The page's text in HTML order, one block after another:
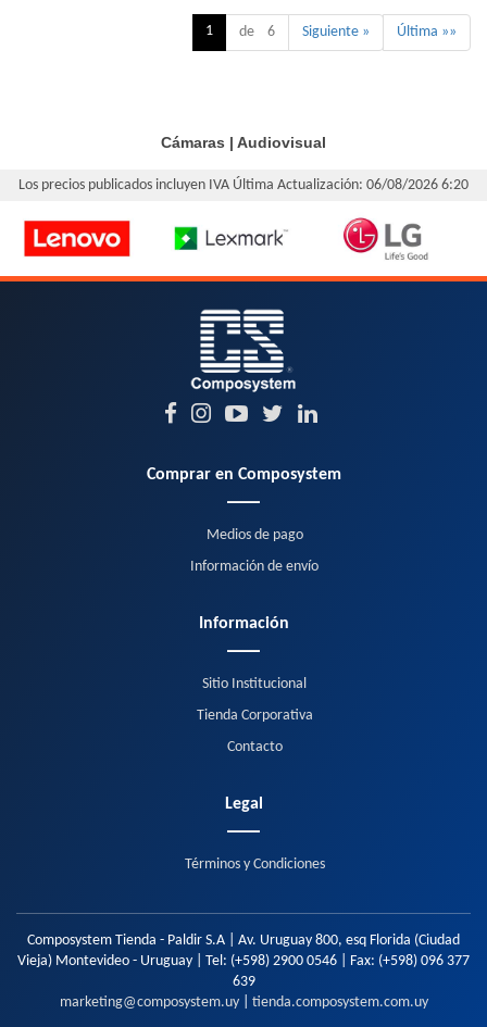
1 de 6 Siguiente » Última »»
Cámaras | Audiovisual
Los precios publicados incluyen IVA Última Actualización: 06/08/2026 6:20
Comprar en Composystem
Medios de pago
Información de envío
Información
Sitio Institucional
Tienda Corporativa
Contacto
Legal
Términos y Condiciones
Composystem Tienda - Paldir S.A | Av. Uruguay 800, esq Florida (Ciudad
Vieja) Montevideo - Uruguay | Tel: (+598) 2900 0546 | Fax: (+598) 096 377
639
marketing@composystem.uy| tienda.composystem.com.uy